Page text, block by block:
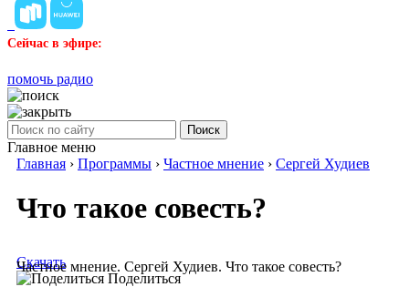
Сейчас в эфире:
помочь радио
Поиск
Главное меню
Главная › Программы › Частное мнение › Сергей Худиев
Что такое совесть?
Частное мнение. Сергей Худиев. Что такое совесть?
Скачать
Поделиться